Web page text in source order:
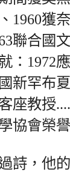
1960獲
聯合國
：1972
新罕布
座教授
協會榮
詩，他